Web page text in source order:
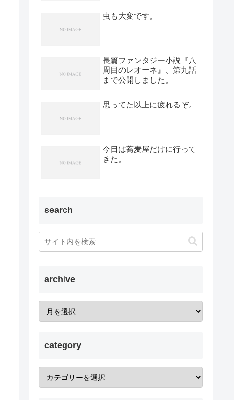
虫も大変です。
長篇ファンタジー小説『八
周目のレオーネ』、第九話
まで公開しました。
思ってた以上に疲れるぞ。
今日は蕎麦屋だけに行って
きた。
search
archive
category